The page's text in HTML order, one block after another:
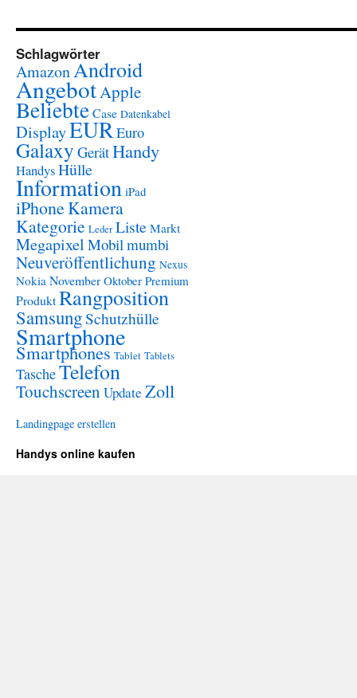
Schlagwörter
AmazonAndroid
AngebotApple
BeliebteCase Datenkabel
DisplayEUREuro
Galaxy GerätHandy
HandysHülle
Information iPad
iPhoneKamera
Kategorie Leder Liste Markt
Megapixel Mobilmumbi
Neuveröffentlichung Nexus
Nokia November Oktober Premium
ProduktRangposition
SamsungSchutzhülle
Smartphone
Smartphones Tablet Tablets
TascheTelefon
Touchscreen Update Zoll
Landingpage erstellen
Handys online kaufen